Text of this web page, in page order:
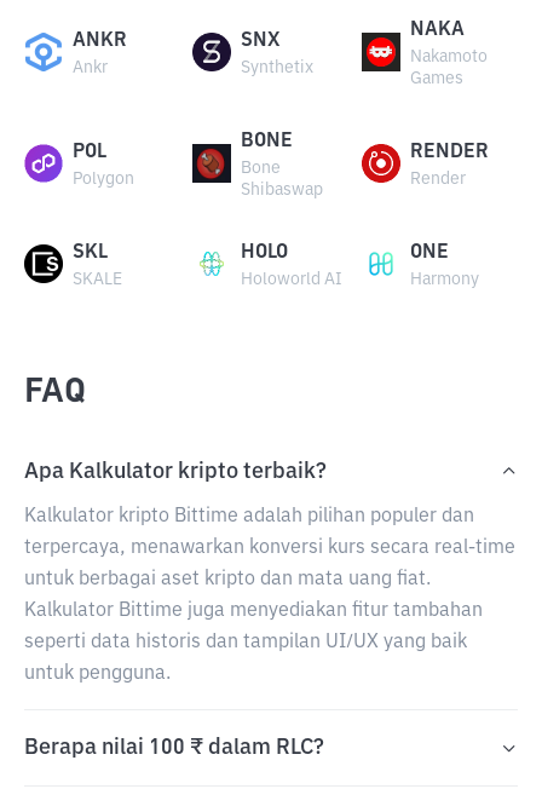
ANKR
Ankr
SNX
Synthetix
NAKA
Nakamoto
Games
POL
Polygon
BONE
Bone
Shibaswap
RENDER
Render
SKL
SKALE
HOLO
Holoworld AI
ONE
Harmony
FAQ
Apa Kalkulator kripto terbaik?
Kalkulator kripto Bittime adalah pilihan populer dan
terpercaya, menawarkan konversi kurs secara real-time
untuk berbagai aset kripto dan mata uang fiat.
Kalkulator Bittime juga menyediakan fitur tambahan
seperti data historis dan tampilan UI/UX yang baik
untuk pengguna.
Berapa nilai 100 ₹ dalam RLC?